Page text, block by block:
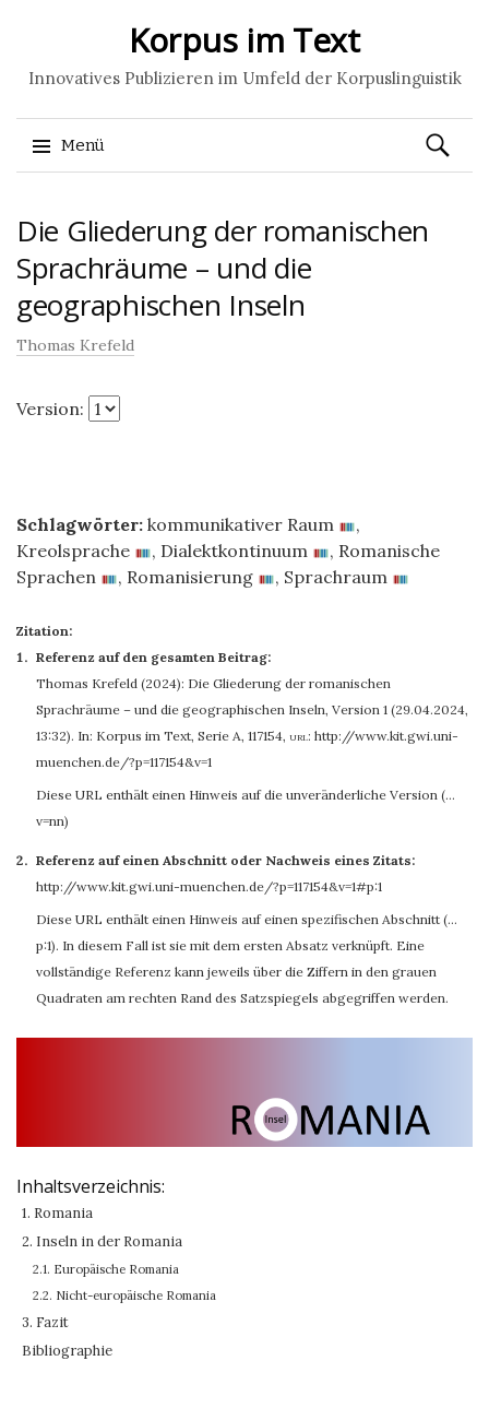
Korpus im Text
Innovatives Publizieren im Umfeld der Korpuslinguistik
Menü
zum
Suchen
nach:
Die Gliederung der romanischen
Sprachräume – und die
geographischen Inseln
Thomas Krefeld
Version:
Schlagwörter: kommunikativer Raum
,
Kreolsprache
, Dialektkontinuum , Romanische
Sprachen
, Romanisierung , Sprachraum
Zitation:
Referenz auf den gesamten Beitrag:
Thomas Krefeld (2024): Die Gliederung der romanischen
Sprachräume – und die geographischen Inseln, Version 1 (29.04.2024,
13:32). In: Korpus im Text, Serie A, 117154, url: http://www.kit.gwi.uni-
muenchen.de/?p=117154&v=1
Diese URL enthält einen Hinweis auf die unveränderliche Version (…
v=nn)
Referenz auf einen Abschnitt oder Nachweis eines Zitats:
http://www.kit.gwi.uni-muenchen.de/?p=117154&v=1#p:1
Diese URL enthält einen Hinweis auf einen spezifischen Abschnitt (…
p:1). In diesem Fall ist sie mit dem ersten Absatz verknüpft. Eine
vollständige Referenz kann jeweils über die Ziffern in den grauen
Quadraten am rechten Rand des Satzspiegels abgegriffen werden.
Inhaltsverzeichnis:
1. Romania
2. Inseln in der Romania
2.1. Europäische Romania
2.2. Nicht-europäische Romania
3. Fazit
Bibliographie